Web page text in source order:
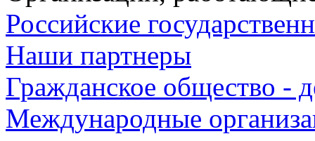
Российские
Наши партнеры
Гражданское общество -
Международные